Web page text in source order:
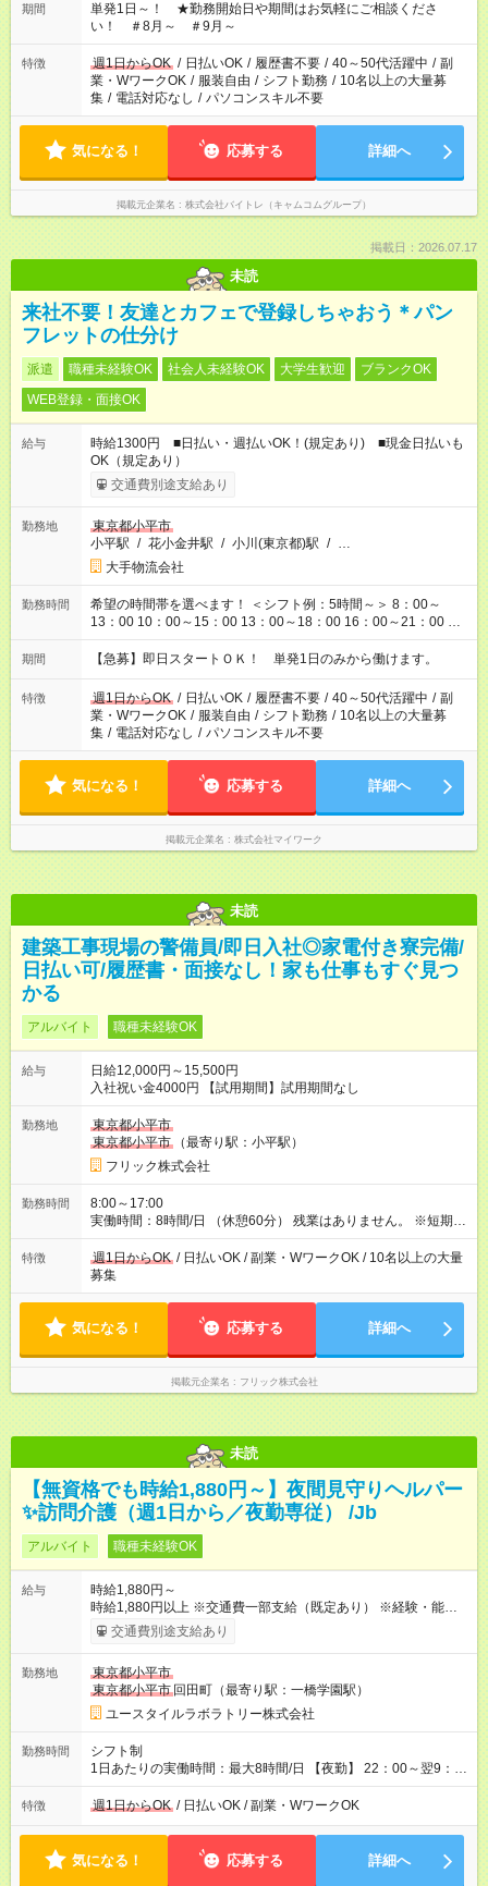
期間
単発1日～！ ★勤務開始日や期間はお気軽にご相談くださ
い！ ＃8月～ ＃9月～
特徴 週1日からOK / 日払いOK / 履歴書不要 / 40～50代活躍中 / 副
業・WワークOK / 服装自由 / シフト勤務 / 10名以上の大量募
集 / 電話対応なし / パソコンスキル不要
気になる！ 応募する 詳細へ
掲載元企業名 株式会社バイトレ（キャムコムグループ）
掲載日：2026.07.17
未読
来社不要！友達とカフェで登録しちゃおう＊パン
フレットの仕分け
派遣 職種未経験OK 社会人未経験OK 大学生歓迎
ブランクOK
WEB登録・面接OK
給与
時給1300円 ■日払い・週払いOK！(規定あり) ■現金日払いも
OK（規定あり）
交通費別途支給あり
勤務地
東京都小平市
小平駅 / 花小金井駅 / 小川(東京都)駅 / …
大手物流会社
勤務時間
希望の時間帯を選べます！ ＜シフト例：5時間～＞ 8：00～
13：00 10：00～15：00 13：00～18：00 16：00～21：00 ＜
シフト例：8時間～＞ ・10：00～19：00 ・13：00～22：00 ・
22：00～翌6：00 など！是非ご希望をお聞かせください！
期間 【急募】即日スタートＯＫ！ 単発1日のみから働けます。
特徴 週1日からOK / 日払いOK / 履歴書不要 / 40～50代活躍中 / 副
業・WワークOK / 服装自由 / シフト勤務 / 10名以上の大量募
集 / 電話対応なし / パソコンスキル不要
気になる！ 応募する 詳細へ
掲載元企業名 株式会社マイワーク
未読
建築工事現場の警備員/即日入社◎家電付き寮完備/
日払い可/履歴書・面接なし！家も仕事もすぐ見つ
かる
アルバイト 職種未経験OK
給与
日給12,000円～15,500円
入社祝い金4000円 【試用期間】試用期間なし
勤務地
東京都小平市
東京都小平市
（最寄り駅：小平駅）
フリック株式会社
勤務時間
8:00～17:00
実働時間：8時間/日 （休憩60分） 残業はありません。 ※短期の
募集は行っておりません。予めご了承くださいませ。
特徴 週1日からOK / 日払いOK / 副業・WワークOK / 10名以上の大量
募集
気になる！ 応募する 詳細へ
掲載元企業名 フリック株式会社
未読
【無資格でも時給1,880円～】夜間見守りヘルパー
✨訪問介護（週1日から／夜勤専従） /Jb
アルバイト 職種未経験OK
給与
時給1,880円～
時給1,880円以上 ※交通費一部支給（既定あり） ※経験・能力を
考慮して決定します 【収入例】 週1回勤務の場合：1,880円×8時
間×4回=6万0,160円 週3回勤務の場合：1,880円×8時間×12回
月 ※ 雇用形態と給与に、本採用時と異なる部分があります。 雇
用形態：本採用時と同じです。 給与：時給 1,660円以上
交通費別途支給あり
勤務地
東京都小平市
東京都小平市 回田町（最寄り駅：一橋学園駅）
ユースタイルラボラトリー株式会社
勤務時間
シフト制
1日あたりの実働時間：最大8時間/日 【夜勤】 22：00～翌9：
00 ※週1日～OK ／ 夜勤専従 ＊＊ 勤務時間例 ＊＊ ■22時か
ら翌7時 ■23時から翌8時 ■24時から翌9時 など ※上記の時間
ます。 ※曜日固定（毎週同じ曜日での勤務となります）
特徴 週1日からOK / 日払いOK / 副業・WワークOK
気になる！ 応募する 詳細へ